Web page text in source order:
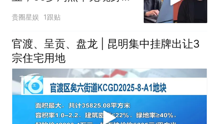
场，二人情谊超20年
贵圈星娱 1跟贴
官渡、呈贡、盘龙 | 昆明集中挂牌出让3
宗住宅用地